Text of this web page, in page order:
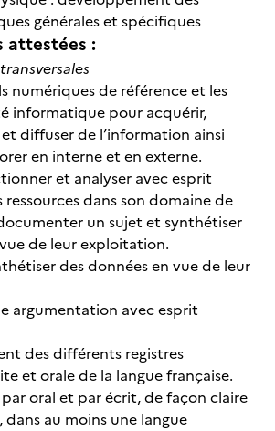
générales et spécifiques
attestées :
numériques de référence et les
informatique pour acquérir,
diffuser de l’information ainsi
en interne et en externe.
et analyser avec esprit
dans son domaine de
un sujet et synthétiser
de leur exploitation.
des données en vue de leur
argumentation avec esprit
des différents registres
et orale de la langue française.
oral et par écrit, de façon claire
au moins une langue